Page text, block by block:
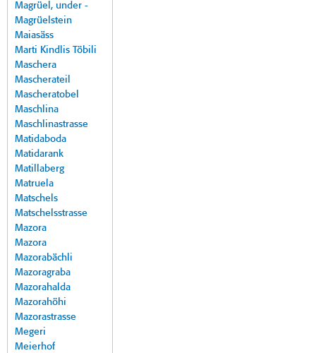
Magrüel, under -
Magrüelstein
Maiasäss
Marti Kindlis Töbili
Maschera
Mascherateil
Mascheratobel
Maschlina
Maschlinastrasse
Matidaboda
Matidarank
Matillaberg
Matruela
Matschels
Matschelsstrasse
Mazora
Mazora
Mazorabächli
Mazoragraba
Mazorahalda
Mazorahöhi
Mazorastrasse
Megeri
Meierhof